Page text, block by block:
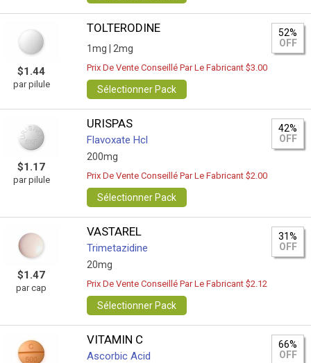
$1.44
par pilule
TOLTERODINE
1mg | 2mg
52%
OFF
Prix De Vente Conseillé Par Le Fabricant $3.00
Sélectionner Pack
$1.17
par pilule
URISPAS
Flavoxate Hcl
200mg
42%
OFF
Prix De Vente Conseillé Par Le Fabricant $2.00
Sélectionner Pack
$1.47
par cap
VASTAREL
Trimetazidine
20mg
31%
OFF
Prix De Vente Conseillé Par Le Fabricant $2.12
Sélectionner Pack
VITAMIN C
Ascorbic Acid
66%
OFF